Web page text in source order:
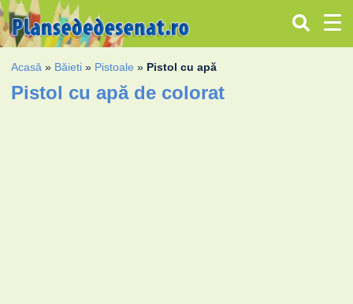
Acasă » Băieti » Pistoale » Pistol cu apă
Pistol cu apă de colorat